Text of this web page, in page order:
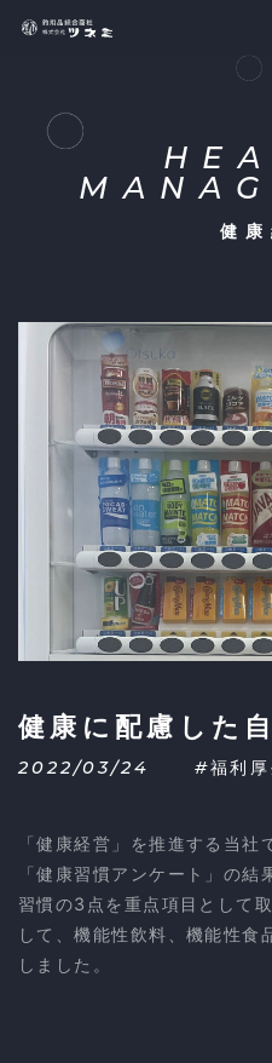
健康
健康に配慮した
2022/03/24 #福利厚
「健康経営」を推進する当
「健康習慣アンケート」の
習慣の3点を重点項目として
して、機能性飲料、機能性食
しました。